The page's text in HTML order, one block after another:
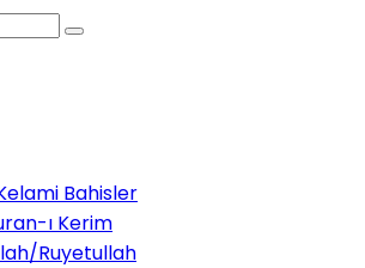
Bahisler
ı Kerim
Ruyetullah